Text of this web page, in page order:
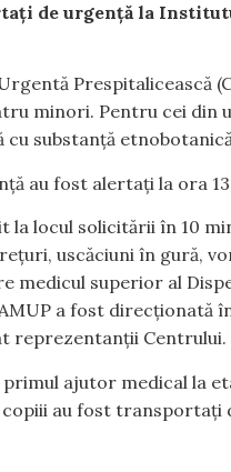
de urgență la
Prespitalicească
minori. Pentru cei
substanță
au fost alertați la ora
la locul solicitării în 10
uscăciuni în gură,
medicul superior al
a fost direcționată
reprezentanții Centrului.
ajutor medical la
au fost transportați